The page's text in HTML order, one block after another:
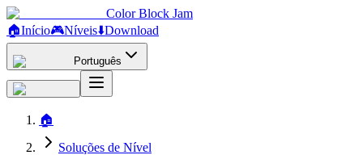
Color Block Jam
🏠Início🎮Níveis⬇️Download
Português
🏠
Soluções de Nível